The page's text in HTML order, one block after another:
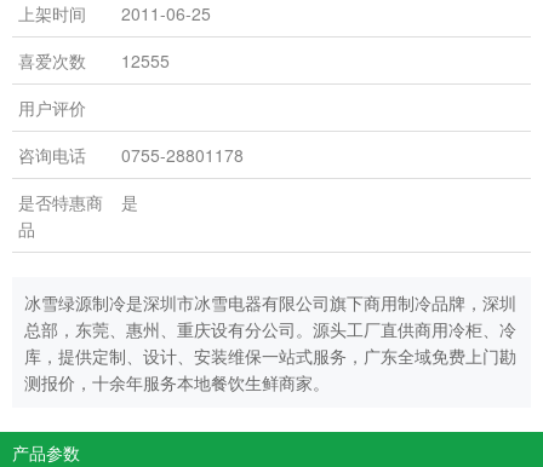
上架时间
2011-06-25
喜爱次数
12555
用户评价
咨询电话
0755-28801178
是否特惠商
品
是
冰雪绿源制冷是深圳市冰雪电器有限公司旗下商用制冷品牌，深圳
总部，东莞、惠州、重庆设有分公司。源头工厂直供商用冷柜、冷
库，提供定制、设计、安装维保一站式服务，广东全域免费上门勘
测报价，十余年服务本地餐饮生鲜商家。
产品参数